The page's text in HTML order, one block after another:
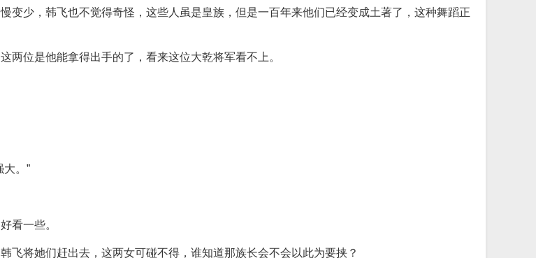
变少，韩飞也不觉得奇怪，这些人虽是皇族，但是一百年来他们已经变成土著了，这种舞蹈正
两位是他能拿得出手的了，看来这位大乾将军看不上。
。”
看一些。
飞将她们赶出去，这两女可碰不得，谁知道那族长会不会以此为要挟？